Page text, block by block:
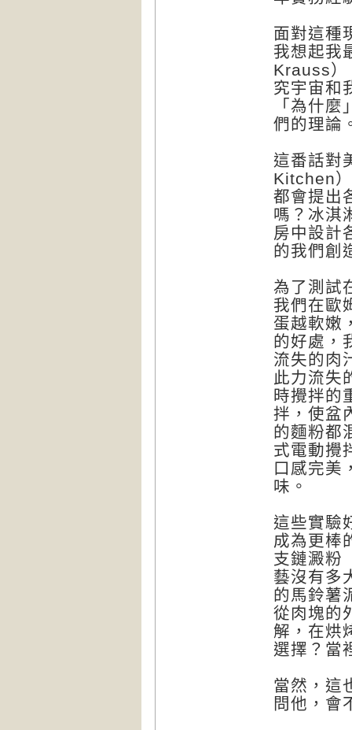
面對這種
我想起我
Krauss）
究宇宙和
「為什
們的理論
這番話對
Kitchen
都會提出
嗎？冰淇
房中設計
的我們創
為了測試
我們在歐
蛋越軟嫩
的好處，
流失的肉
此力流失
時攪拌的
拌，使盆
的麵粉都
式電動攪
口感完美
味。
這些實驗
成為更棒
支鏈澱粉
藝沒有多
的馬鈴薯
從肉塊的
解，在烘
選擇？當
當然，這
問他，會